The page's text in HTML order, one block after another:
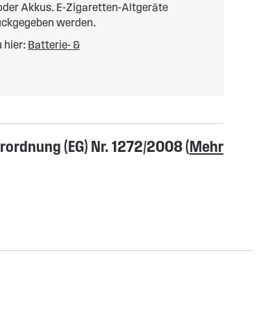
Akkus. E-Zigaretten-Altgeräte
werden.
hier: Batterie- &
(EG) Nr. 1272/2008 (Mehr